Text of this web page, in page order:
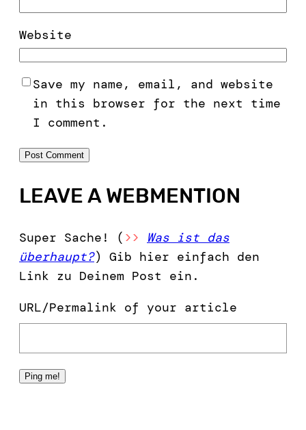
Website
Save my name, email, and website
in this browser for the next time
I comment.
LEAVE A WEBMENTION
Super Sache! ( >>
Was ist das
überhaupt?) Gib hier einfach den
Link zu Deinem Post ein.
URL/Permalink of your article